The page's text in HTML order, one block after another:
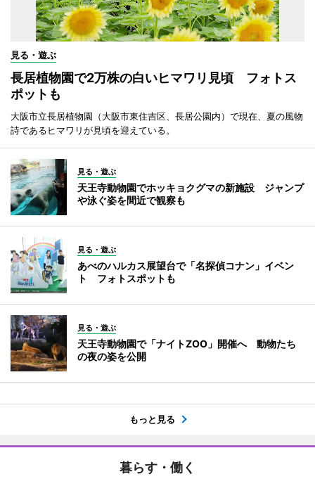
見る・遊ぶ
長居植物園で2万株の白いヒマワリ見頃 フォトス
ポットも
大阪市立長居植物園（大阪市東住吉区、長居公園内）で現在、夏の風物
詩であるヒマワリが見頃を迎えている。
見る・遊ぶ
天王寺動物園でホッキョクグマの新施設 ジャンプ
や泳ぐ姿を間近で観察も
見る・遊ぶ
あべのハルカス展望台で「名探偵コナン」イベン
ト フォトスポットも
見る・遊ぶ
天王寺動物園で「ナイトZOO」開催へ 動物たち
の夜の姿を公開
もっと見る
暮らす・働く